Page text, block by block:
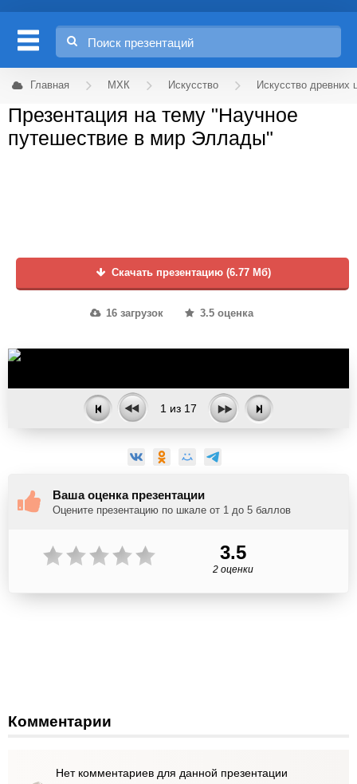
Главная МХК Искусство Искусство древних
Презентация на тему "Научное
путешествие в мир Эллады"
Скачать презентацию (6.77 Мб)
16 загрузок 3.5 оценка
1 из 17
Ваша оценка презентации
Оцените презентацию по шкале от 1 до 5 баллов
3.5
2 оценки
Комментарии
Нет комментариев для данной презентации